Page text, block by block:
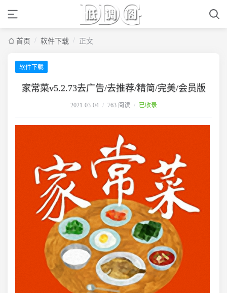
首页 / 软件下载 / 正文
软件下载
家常菜v5.2.73去广告/去推荐/精简/完美/会员版
2021-03-04 / 763 阅读 / 已收录